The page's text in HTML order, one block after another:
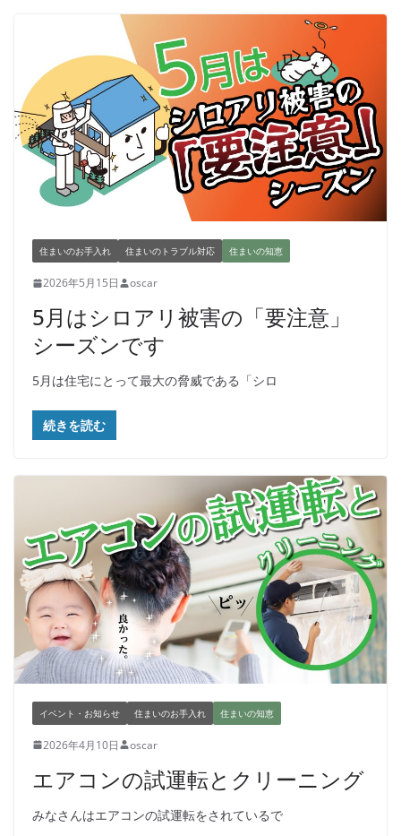
住まいのお手入れ 住まいのトラブル対応 住まいの知恵
2026年5月15日 oscar
5月はシロアリ被害の「要注意」
シーズンです
5月は住宅にとって最大の脅威である「シロ
続きを読む
イベント・お知らせ 住まいのお手入れ 住まいの知恵
2026年4月10日 oscar
エアコンの試運転とクリーニング
みなさんはエアコンの試運転をされているで